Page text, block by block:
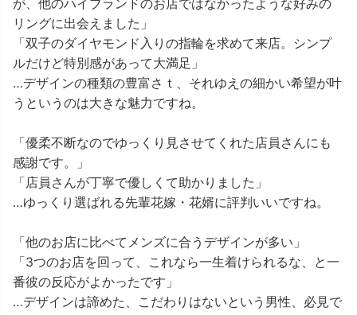
が、他のハイブランドのお店ではなかったような好みの
リングに出会えました」
「双子のダイヤモンド入りの指輪を求めて来店。シンプ
ルだけど特別感があって大満足」
…デザインの種類の豊富さｔ、それゆえの細かい希望が叶
うというのは大きな魅力ですね。
「優柔不断なのでゆっくり見させてくれた店員さんにも
感謝です。」
「店員さんが丁寧で優しくて助かりました」
…ゆっくり選ばれる先輩花嫁・花婿に評判いいですね。
「他のお店に比べてメンズに合うデザインが多い」
「3つのお店を回って、これなら一生着けられるな、と一
番彼の反応がよかったです」
…デザインは諦めた、こだわりはないという男性、必見で